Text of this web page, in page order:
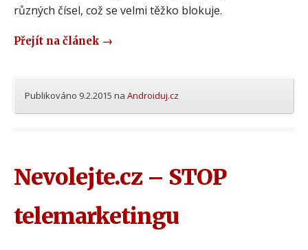
různých čísel, což se velmi těžko blokuje.
Přejít na článek →
Publikováno 9.2.2015 na Androiduj.cz
Nevolejte.cz – STOP
telemarketingu